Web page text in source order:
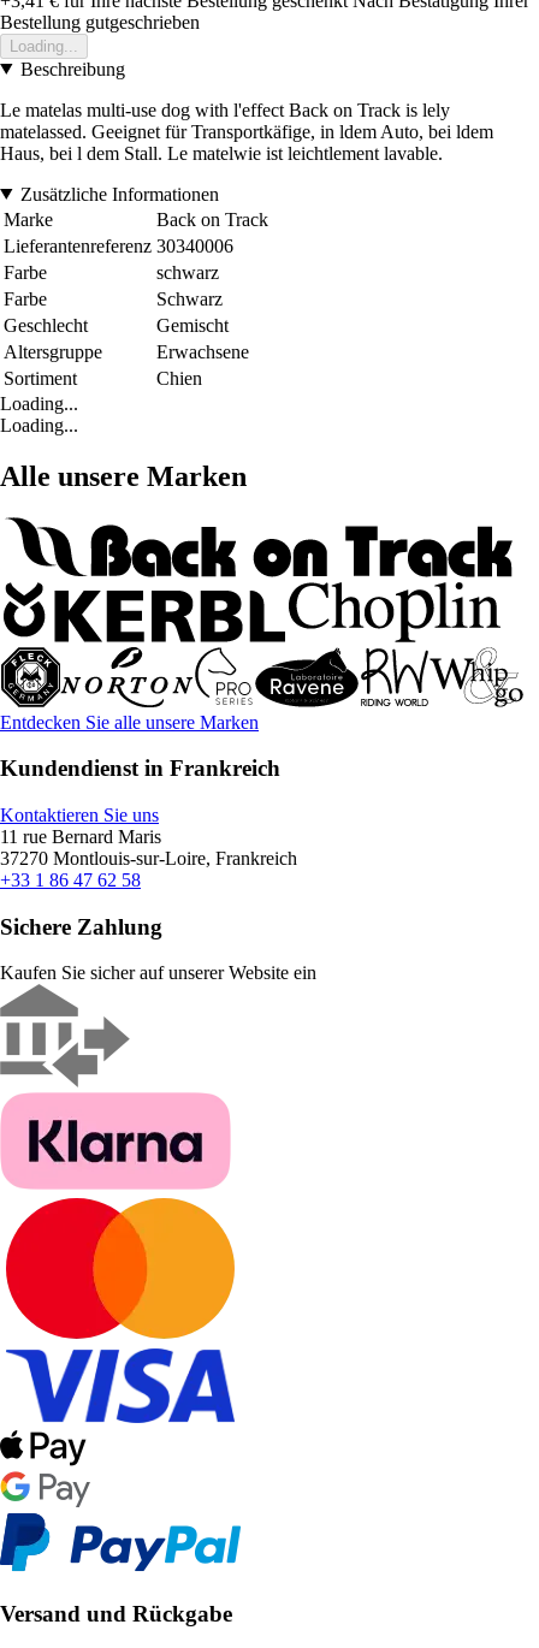
Bestellung gutgeschrieben
Loading...
Beschreibung
Le matelas multi-use dog with l'effect Back on Track is lely
matelassed. Geeignet für Transportkäfige, in ldem Auto, bei ldem
Haus, bei l dem Stall. Le matelwie ist leichtlement lavable.
Zusätzliche Informationen
Marke
Back on Track
Lieferantenreferenz 30340006
Farbe
schwarz
Farbe
Schwarz
Geschlecht
Gemischt
Altersgruppe
Erwachsene
Sortiment
Chien
Loading...
Loading...
Alle unsere Marken
Entdecken Sie alle unsere Marken
Kundendienst in Frankreich
Kontaktieren Sie uns
11 rue Bernard Maris
37270 Montlouis-sur-Loire, Frankreich
+33 1 86 47 62 58
Sichere Zahlung
Kaufen Sie sicher auf unserer Website ein
Versand und Rückgabe